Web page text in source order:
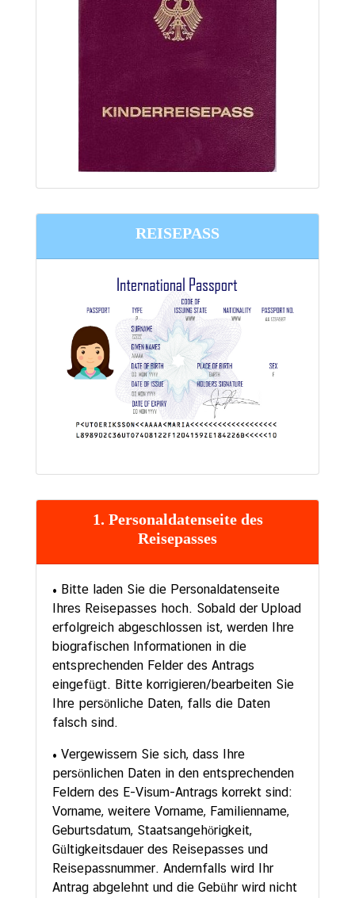
REISEPASS
1. Personaldatenseite des
Reisepasses
• Bitte laden Sie die Personaldatenseite
Ihres Reisepasses hoch. Sobald der Upload
erfolgreich abgeschlossen ist, werden Ihre
biografischen Informationen in die
entsprechenden Felder des Antrags
eingefügt. Bitte korrigieren/bearbeiten Sie
Ihre persönliche Daten, falls die Daten
falsch sind.
• Vergewissern Sie sich, dass Ihre
persönlichen Daten in den entsprechenden
Feldern des E-Visum-Antrags korrekt sind:
Vorname, weitere Vorname, Familienname,
Geburtsdatum, Staatsangehörigkeit,
Gültigkeitsdauer des Reisepasses und
Reisepassnummer. Andernfalls wird Ihr
Antrag abgelehnt und die Gebühr wird nicht